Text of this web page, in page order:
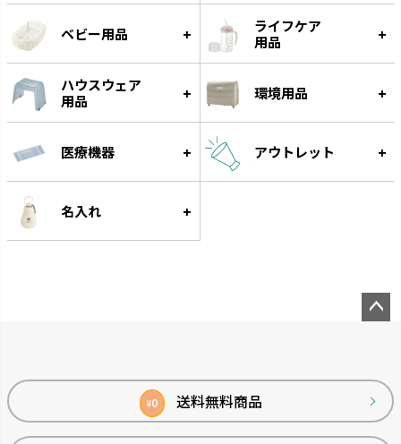
インテリアにマッチするデザイ
ンです。
つくりおき
ベビー用品
ライフケア
用品
ハウスウェア
用品
環境用品
医療機器 アウトレット
名入れ
¥0 送料無料商品
ップ
へ